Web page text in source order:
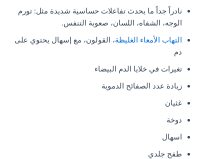
نادراً جداً ما يحدث تفاعلات حساسية شديدة مثل: تورم
الوجه، الشفاه، اللسان، صعوبة التنفس.
التهاب الأمعاء الغليظة، القولون، مع إسهال يحتوي على
دم
تغيرات في خلايا الدم البيضاء
زيادة عدد الصفائح الدموية
غثيان
دوخة
اسهال
طفح جلدي